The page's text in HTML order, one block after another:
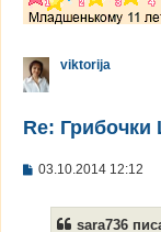
viktorija
Re:
С
03.10.2014 12:12
sara736